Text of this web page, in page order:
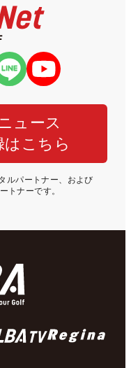
ュース
はこちら
ルパートナー、および
トナーです。